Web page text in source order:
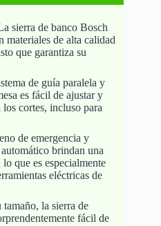
sierra de banco Bosch
materiales de alta calidad
que garantiza su
de guía paralela y
es fácil de ajustar y
cortes, incluso para
de emergencia y
brindan una
que es especialmente
eléctricas de
tamaño, la sierra de
fácil de